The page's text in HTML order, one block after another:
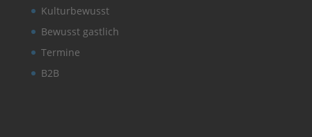
Kulturbewusst
Bewusst gastlich
Termine
B2B